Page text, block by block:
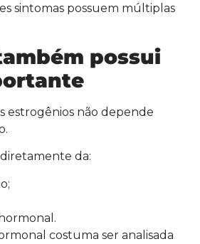
sintomas possuem múltiplas
possui
estrogênios não depende
da:
costuma ser analisada